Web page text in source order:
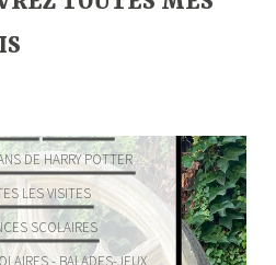
DE HARRY POTTER
LES VISITES
SCOLAIRES
- BALADES-JEUX